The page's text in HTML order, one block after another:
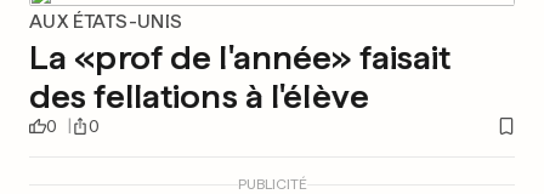
AUX ÉTATS-UNIS
La «prof de l'année» faisait
des fellations à l'élève
0 0
PUBLICITÉ